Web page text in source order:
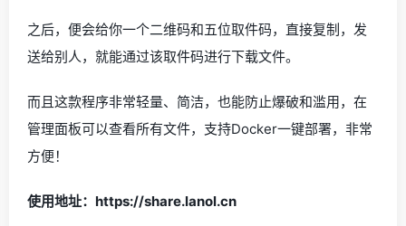
之后，便会给你一个二维码和五位取件码，直接复制，发
送给别人，就能通过该取件码进行下载文件。
而且这款程序非常轻量、简洁，也能防止爆破和滥用，在
管理面板可以查看所有文件，支持Docker一键部署，非常
方便！
使用地址： https://share.lanol.cn